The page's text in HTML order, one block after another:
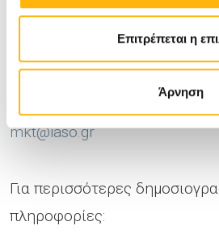
Επιτρέπεται η
Άρνηση
Για περισσότερες
Μαρίζα Καμηλάρη, Τμήμα
Συνεδρίων ΙΑΣΩ, Tηλ.: 210
mkt@iaso.gr
Για περισσότερες
πληροφορίες: